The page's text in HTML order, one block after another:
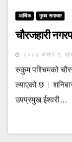
आर्थिक मुख्य समाचार
चौरजहारी
२०८२ असार ९,
रुकुम पश्चिमको
ल्याएको छ ।
उपप्रमुख ईश्वरी…